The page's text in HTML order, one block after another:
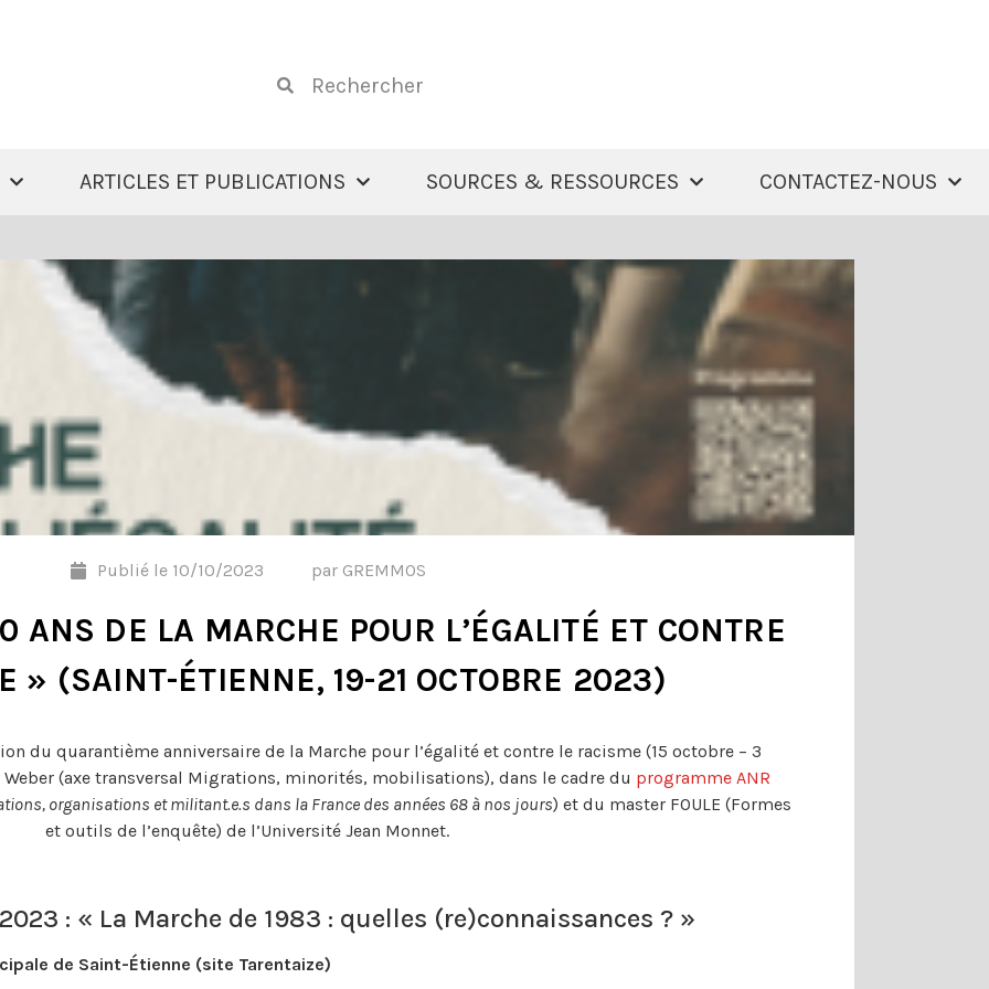
ARTICLES ET PUBLICATIONS SOURCES & RESSOURCES CONTACTEZ-NOUS
Publié le 10/10/2023 parGREMMOS
ANS DE LA MARCHE POUR L’ÉGALITÉ ET CONTRE
» (SAINT-ÉTIENNE, 19-21 OCTOBRE 2023)
du quarantième anniversaire de la Marche pour l’égalité et contre le racisme (15 octobre – 3
Weber (axe transversal Migrations, minorités, mobilisations), dans le cadre du programme ANR
organisations et militant.e.s dans la France des années 68 à nos jours) et du master FOULE (Formes
et outils de l’enquête) de l’Université Jean Monnet.
: « La Marche de 1983 : quelles (re)connaissances ? »
de Saint-Étienne (site Tarentaize)